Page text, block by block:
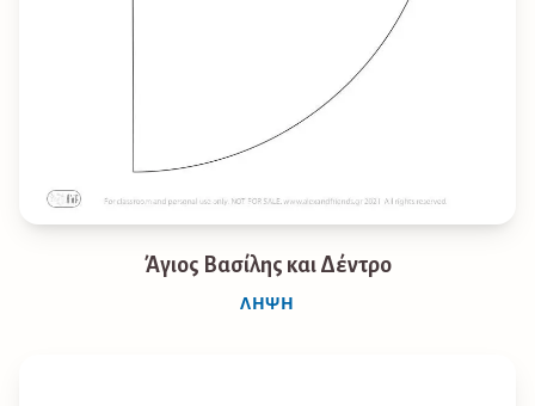
Άγιος Βασίλης και Δέντρο
ΛΉΨΗ